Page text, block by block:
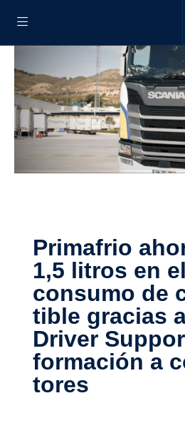
Prima­frio ahorra hasta
1,5 litros en el
consumo de
tible gracias
Driver
forma­ción a
tores